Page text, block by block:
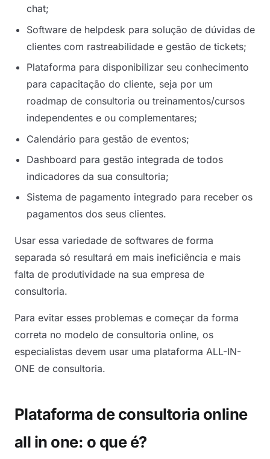
chat;
Software de helpdesk para solução de dúvidas de
clientes com rastreabilidade e gestão de tickets;
Plataforma para disponibilizar seu conhecimento
para capacitação do cliente, seja por um
roadmap de consultoria ou treinamentos/cursos
independentes e ou complementares;
Calendário para gestão de eventos;
Dashboard para gestão integrada de todos
indicadores da sua consultoria;
Sistema de pagamento integrado para receber os
pagamentos dos seus clientes.
Usar essa variedade de softwares de forma
separada só resultará em mais ineficiência e mais
falta de produtividade na sua empresa de
consultoria.
Para evitar esses problemas e começar da forma
correta no modelo de consultoria online, os
especialistas devem usar uma plataforma ALL-IN-
ONE de consultoria.
Plataforma de consultoria online
all in one: o que é?